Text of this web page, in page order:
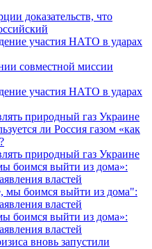
доказательств, что
участия НАТО в ударах
участия НАТО в ударах
природный газ Украине
природный газ Украине
боимся выйти из дома»:
властей
боимся выйти из дома»:
властей
вновь запустили